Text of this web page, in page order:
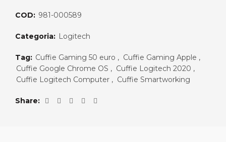
COD: 981-000589
Categoria: Logitech
Tag: Cuffie Gaming 50 euro , Cuffie Gaming Apple ,
Cuffie Google Chrome OS , Cuffie Logitech 2020 ,
Cuffie Logitech Computer , Cuffie Smartworking
Share